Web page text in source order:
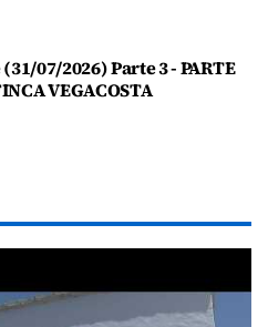
07/2026) Parte 3 - PARTE
VEGACOSTA